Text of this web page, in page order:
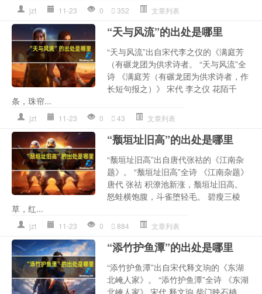
jzt 11-23 0 352 文章列表
“天与风流”的出处是哪里
“天与风流”出自宋代李之仪的《满庭芳
（有碾龙团为供求诗者。 “天与风流”全
诗 《满庭芳（有碾龙团为供求诗者，作
长短句报之）》 宋代 李之仪 花陌千
条，珠帘...
jzt 11-23 0 43 文章列表
“颓垣址旧高”的出处是哪里
“颓垣址旧高”出自唐代张祜的《江南杂
题》。 “颓垣址旧高”全诗 《江南杂题》
唐代 张祜 积潦池新涨，颓垣址旧高。
怒蛙横饱腹，斗雀堕轻毛。 碧瘦三棱
草，红...
jzt 11-23 0 884 文章列表
“添竹护鱼潭”的出处是哪里
“添竹护鱼潭”出自宋代释文珦的《东湖
北崦人家》。 “添竹护鱼潭”全诗 《东湖